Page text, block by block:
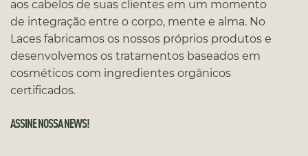
aos cabelos de suas clientes em um momento
de integração entre o corpo, mente e alma. No
Laces fabricamos os nossos próprios produtos e
desenvolvemos os tratamentos baseados em
cosméticos com ingredientes orgânicos
certificados.
ASSINE NOSSA NEWS!